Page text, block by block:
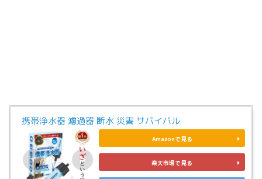
携帯浄水器 濾過器 断水 災害 サバイバル
Amazonで見る
楽天市場で見る